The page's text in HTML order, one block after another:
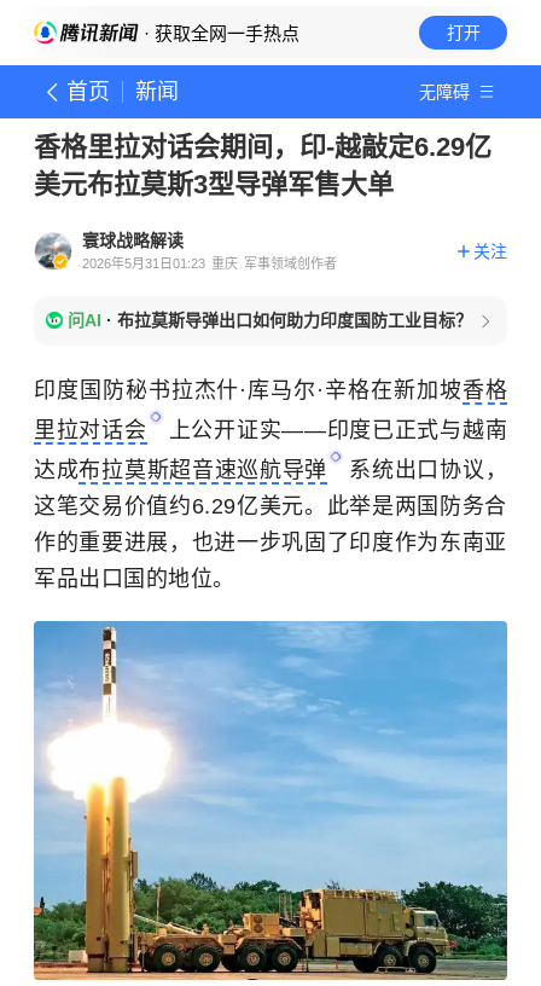
· 获取全网一手热点 打开
首页 新闻 无障碍
香格里拉对话会期间，印-越敲定6.29亿
美元布拉莫斯3型导弹军售大单
寰球战略解读
2026年5月31日01:23 重庆 军事领域创作者
关注
问AI · 布拉莫斯导弹出口如何助力印度国防工业目标？
印度国防秘书拉杰什·库马尔·辛格在新加坡香格
里拉对话会
上公开证实——印度已正式与越南
达成布拉莫斯超音速巡航导弹
系统出口协议，
这笔交易价值约6.29亿美元。此举是两国防务合
作的重要进展，也进一步巩固了印度作为东南亚
军品出口国的地位。